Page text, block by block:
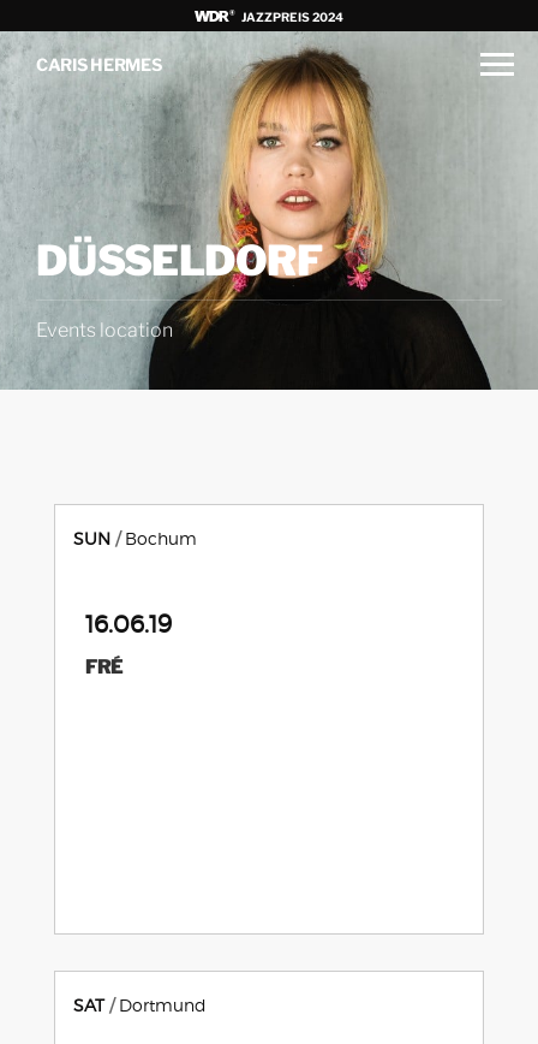
JAZZPREIS 2024
CARIS HERMES
DÜSSELDORF
Events location
SUN Bochum
16.06.19
FRÉ
SAT Dortmund